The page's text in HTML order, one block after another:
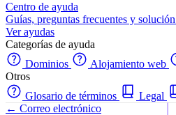
Centro de ayuda
Guías, preguntas frecuentes y
Ver ayudas
Categorías de ayuda
Dominios
Alojamiento web
Otros
Glosario de términos
Legal
← Correo electrónico